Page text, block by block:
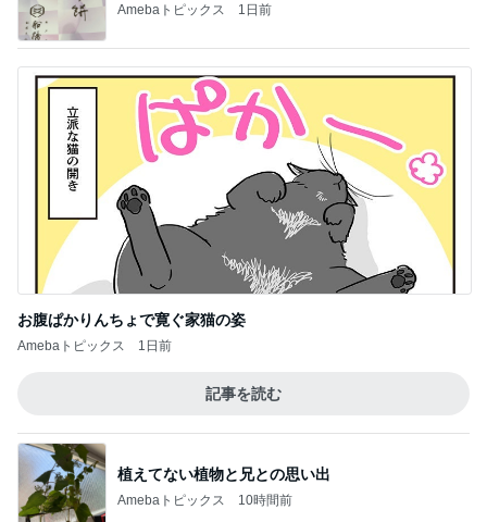
Amebaトピックス 1日前
お腹ぱかりんちょで寛ぐ家猫の姿
Amebaトピックス 1日前
記事を読む
植えてない植物と兄との思い出
Amebaトピックス 10時間前